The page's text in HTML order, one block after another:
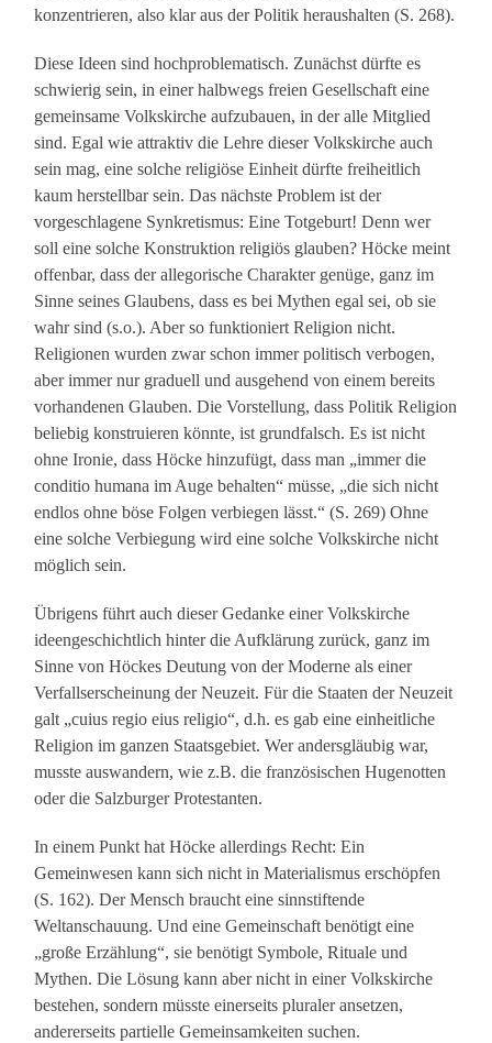
konzentrieren, also klar aus der Politik heraushalten (S. 268).
Diese Ideen sind hochproblematisch. Zunächst dürfte es
schwierig sein, in einer halbwegs freien Gesellschaft eine
gemeinsame Volkskirche aufzubauen, in der alle Mitglied
sind. Egal wie attraktiv die Lehre dieser Volkskirche auch
sein mag, eine solche religiöse Einheit dürfte freiheitlich
kaum herstellbar sein. Das nächste Problem ist der
vorgeschlagene Synkretismus: Eine Totgeburt! Denn wer
soll eine solche Konstruktion religiös glauben? Höcke meint
offenbar, dass der allegorische Charakter genüge, ganz im
Sinne seines Glaubens, dass es bei Mythen egal sei, ob sie
wahr sind (s.o.). Aber so funktioniert Religion nicht.
Religionen wurden zwar schon immer politisch verbogen,
aber immer nur graduell und ausgehend von einem bereits
vorhandenen Glauben. Die Vorstellung, dass Politik Religion
beliebig konstruieren könnte, ist grundfalsch. Es ist nicht
ohne Ironie, dass Höcke hinzufügt, dass man „immer die
conditio humana im Auge behalten“ müsse, „die sich nicht
endlos ohne böse Folgen verbiegen lässt.“ (S. 269) Ohne
eine solche Verbiegung wird eine solche Volkskirche nicht
möglich sein.
Übrigens führt auch dieser Gedanke einer Volkskirche
ideengeschichtlich hinter die Aufklärung zurück, ganz im
Sinne von Höckes Deutung von der Moderne als einer
Verfallserscheinung der Neuzeit. Für die Staaten der Neuzeit
galt „cuius regio eius religio“, d.h. es gab eine einheitliche
Religion im ganzen Staatsgebiet. Wer andersgläubig war,
musste auswandern, wie z.B. die französischen Hugenotten
oder die Salzburger Protestanten.
In einem Punkt hat Höcke allerdings Recht: Ein
Gemeinwesen kann sich nicht in Materialismus erschöpfen
(S. 162). Der Mensch braucht eine sinnstiftende
Weltanschauung. Und eine Gemeinschaft benötigt eine
„große Erzählung“, sie benötigt Symbole, Rituale und
Mythen. Die Lösung kann aber nicht in einer Volkskirche
bestehen, sondern müsste einerseits pluraler ansetzen,
andererseits partielle Gemeinsamkeiten suchen.